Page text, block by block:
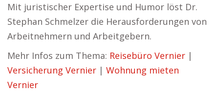
Mit juristischer Expertise und Humor löst Dr.
Stephan Schmelzer die Herausforderungen von
Arbeitnehmern und Arbeitgebern.
Mehr Infos zum Thema: Reisebüro Vernier |
Versicherung Vernier | Wohnung mieten
Vernier